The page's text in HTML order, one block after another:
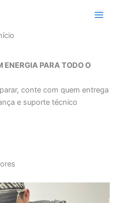
ENERGIA PARA TODO O
conte com quem entrega
e suporte técnico